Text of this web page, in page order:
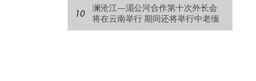
10
澜沧江—湄公河合作第十次外长会
将在云南举行 期间还将举行中老缅
泰外长非正式会晤